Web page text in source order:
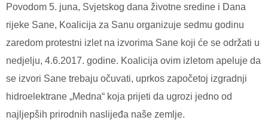
Povodom 5. juna, Svjetskog dana životne sredine i Dana
rijeke Sane, Koalicija za Sanu organizuje sedmu godinu
zaredom protestni izlet na izvorima Sane koji će se održati u
nedjelju, 4.6.2017. godine. Koalicija ovim izletom apeluje da
se izvori Sane trebaju očuvati, uprkos započetoj izgradnji
hidroelektrane „Medna“ koja prijeti da ugrozi jedno od
najljepših prirodnih naslijeđa naše zemlje.